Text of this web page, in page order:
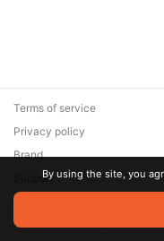
© 2026 Zaya Solutions
are the property of their
Terms of service
Privacy policy
Brand
SupportBy using the site, you